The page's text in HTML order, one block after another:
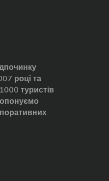
році та
туристів